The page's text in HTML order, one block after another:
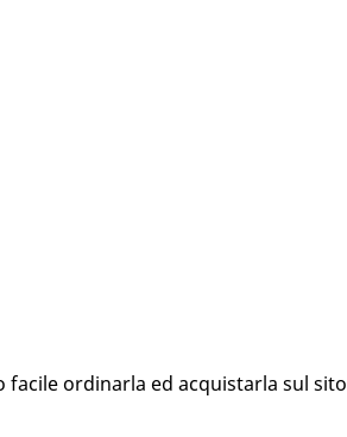
ordinarla ed acquistarla sul sito